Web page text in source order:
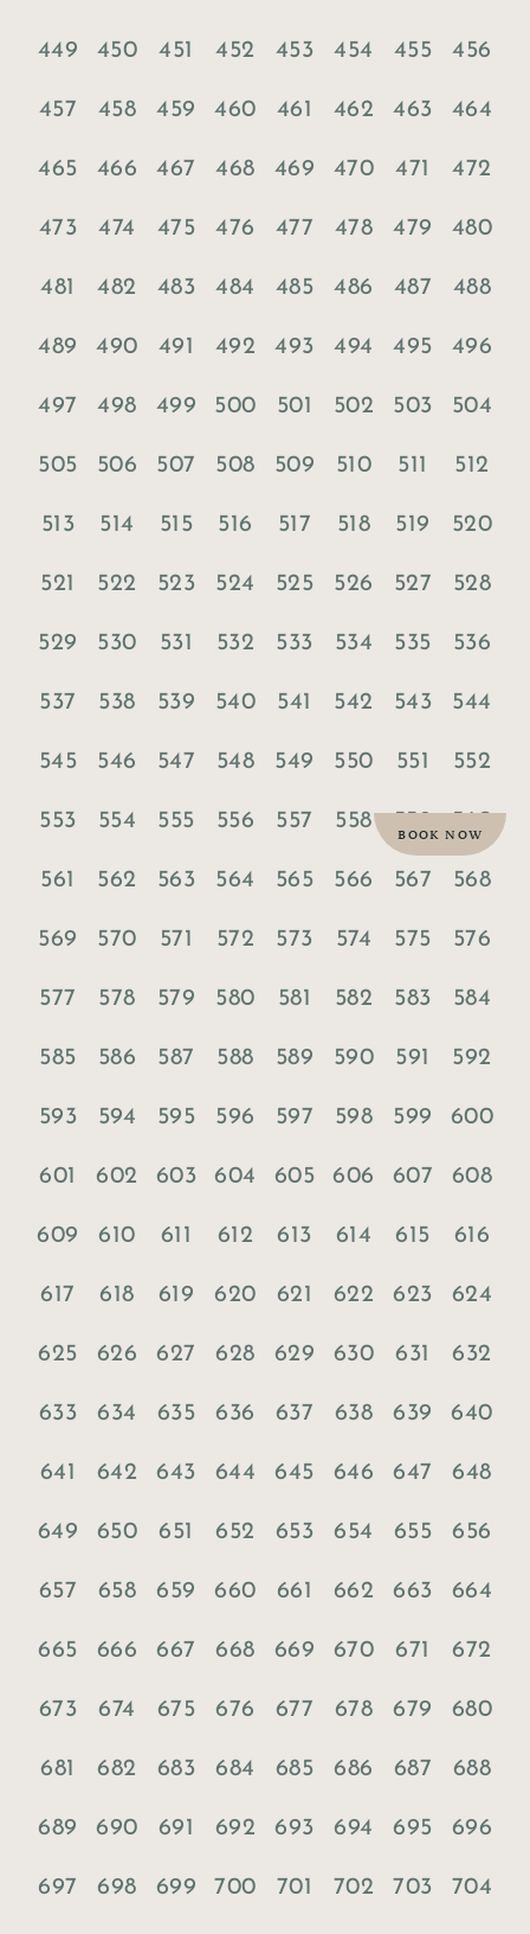
BOOK NOW
449 450 451 452 453 454 455 456
457 458 459 460 461 462 463 464
465 466 467 468 469 470 471 472
473 474 475 476 477 478 479 480
481 482 483 484 485 486 487 488
489 490 491 492 493 494 495 496
497 498 499 500 501 502 503 504
505 506 507 508 509 510 511 512
513 514 515 516 517 518 519 520
521 522 523 524 525 526 527 528
529 530 531 532 533 534 535 536
537 538 539 540 541 542 543 544
545 546 547 548 549 550 551 552
553 554 555 556 557 558
561 562 563 564 565 566 567 568
569 570 571 572 573 574 575 576
577 578 579 580 581 582 583 584
585 586 587 588 589 590 591 592
593 594 595 596 597 598 599 600
601 602 603 604 605 606 607 608
609 610 611 612 613 614 615 616
617 618 619 620 621 622 623 624
625 626 627 628 629 630 631 632
633 634 635 636 637 638 639 640
641 642 643 644 645 646 647 648
649 650 651 652 653 654 655 656
657 658 659 660 661 662 663 664
665 666 667 668 669 670 671 672
673 674 675 676 677 678 679 680
681 682 683 684 685 686 687 688
689 690 691 692 693 694 695 696
697 698 699 700 701 702 703 704